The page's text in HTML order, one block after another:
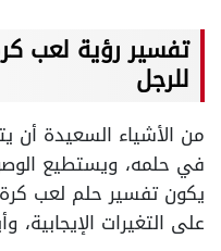
تفسير رؤية لعب
للرجل
من الأشياء السعيدة أن
في حلمه، ويستطيع
يكون تفسير حلم لعب
على التغيرات الإيجابية،